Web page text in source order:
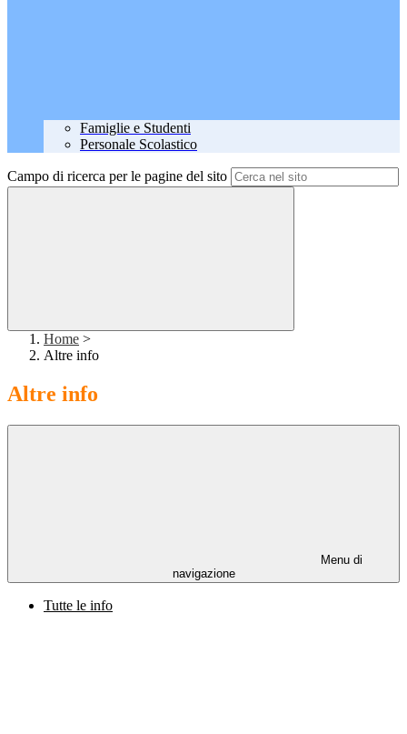
Famiglie e Studenti
Personale Scolastico
Campo di ricerca per le pagine del sito
Home >
Altre info
Altre info
Menu di
navigazione
Tutte le info